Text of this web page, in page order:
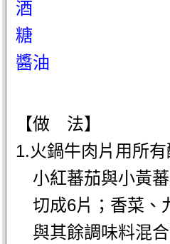
酒
糖
醬油
【做 法】
1.火鍋牛肉片用所有
小紅蕃茄與小黃
切成6片；香菜、
與其餘調味料混